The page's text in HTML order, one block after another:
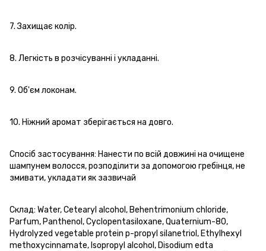
7. Захищає колір.
8. Легкість в розчісуванні і укладанні.
9. Об'єм локонам.
10. Ніжний аромат зберігається на довго.
Спосіб застосування: Нанести по всій довжині на очищене
шампунем волосся, розподілити за допомогою гребінця, не
змивати, укладати як зазвичай
Склад: Water, Cetearyl alcohol, Behentrimonium chloride,
Parfum, Panthenol, Cyclopentasiloxane, Quaternium-80,
Hydrolyzed vegetable protein p-propyl silanetriol, Ethylhexyl
methoxycinnamate, Isopropyl alcohol, Disodium edta